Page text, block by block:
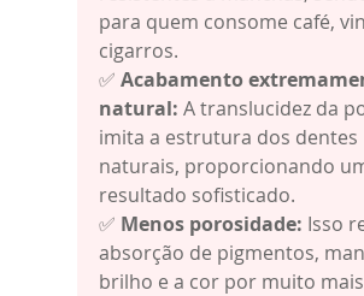
para quem consome café,
cigarros.
✅ Acabamento
natural: A translucidez da
imita a estrutura dos dentes
naturais, proporcionando
resultado sofisticado.
✅ Menos porosidade: Isso
absorção de pigmentos,
brilho e a cor por muito